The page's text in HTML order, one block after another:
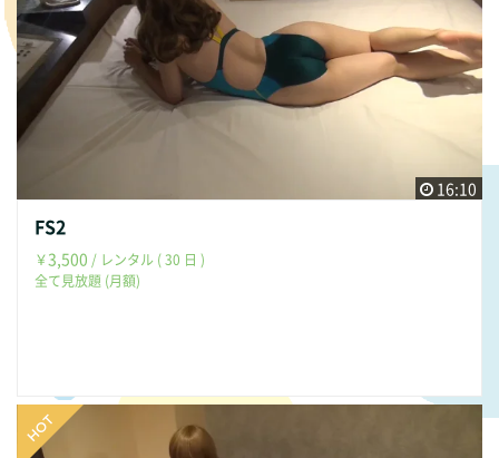
16:10
FS2
￥3,500 / レンタル ( 30 日 )
全て見放題 (月額)